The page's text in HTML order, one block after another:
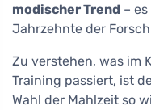
modischer Trend –
Jahrzehnte der
Zu verstehen, was im
Training passiert, ist
Wahl der Mahlzeit so